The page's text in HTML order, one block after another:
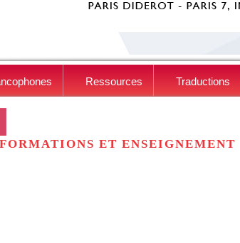
Ressources Traductions
FORMATIONS ET ENSEIGNEMENT